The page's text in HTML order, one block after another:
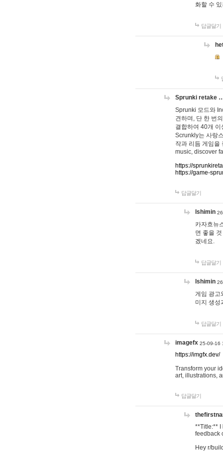
화할 수
답글달기
Sprunki retake
Sprunki 모드와
견하며, 단 한 번
결합하여 40개
Scrunkly는 사랑
작과 리듬 게임을
music, discover
https://
https://game-
답글달기
lshimin
카자흐뉴
면 좋을
겠네요.
답글달기
lshimin
게임 광고
미지 생성
답글달기
imagefx 25-09-16
https://imgfx.dev/
Transform your
art, illustrations,
답글달기
**Title:** I
feedback
Hey r/